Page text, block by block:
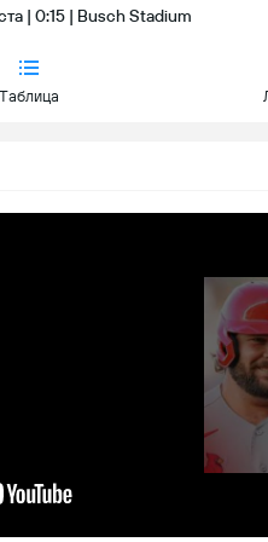
| 0:15 | Busch Stadium